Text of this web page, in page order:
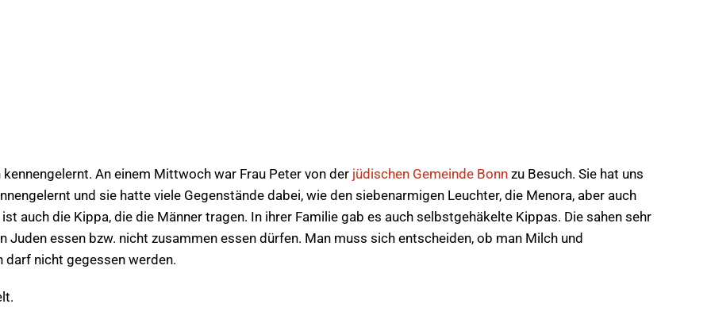
An einem Mittwoch war Frau Peter von der jüdischen Gemeinde Bonn zu Besuch. Sie hat uns
und sie hatte viele Gegenstände dabei, wie den siebenarmigen Leuchter, die Menora, aber auch
auch die Kippa, die die Männer tragen. In ihrer Familie gab es auch selbstgehäkelte Kippas. Die sahen sehr
essen bzw. nicht zusammen essen dürfen. Man muss sich entscheiden, ob man Milch und
nicht gegessen werden.